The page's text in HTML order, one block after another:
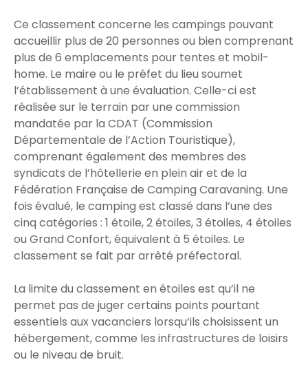
Ce classement concerne les campings pouvant
accueillir plus de 20 personnes ou bien comprenant
plus de 6 emplacements pour tentes et mobil-
home. Le maire ou le préfet du lieu soumet
l’établissement à une évaluation. Celle-ci est
réalisée sur le terrain par une commission
mandatée par la CDAT (Commission
Départementale de l’Action Touristique),
comprenant également des membres des
syndicats de l’hôtellerie en plein air et de la
Fédération Française de Camping Caravaning. Une
fois évalué, le camping est classé dans l’une des
cinq catégories : 1 étoile, 2 étoiles, 3 étoiles, 4 étoiles
ou Grand Confort, équivalent à 5 étoiles. Le
classement se fait par arrêté préfectoral.
La limite du classement en étoiles est qu’il ne
permet pas de juger certains points pourtant
essentiels aux vacanciers lorsqu’ils choisissent un
hébergement, comme les infrastructures de loisirs
ou le niveau de bruit.